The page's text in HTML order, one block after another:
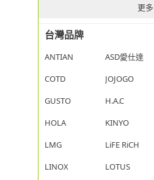
更多
台灣品牌
ANTIAN
ASD愛仕達
COTD
JOJOGO
GUSTO
H.A.C
HOLA
KINYO
LMG
LiFE RiCH
LINOX
LOTUS